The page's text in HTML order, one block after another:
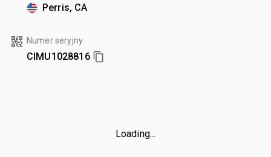
Perris, CA
Numer seryjny
CIMU1028816
Loading...